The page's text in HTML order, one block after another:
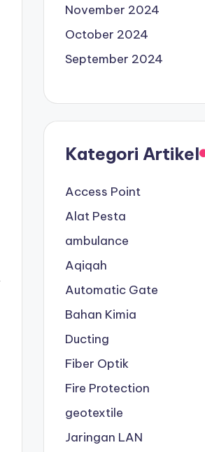
November 2024
October 2024
September 2024
Kategori Artikel
Access Point
Alat Pesta
ambulance
Aqiqah
Automatic Gate
Bahan Kimia
Ducting
Fiber Optik
Fire Protection
geotextile
Jaringan LAN